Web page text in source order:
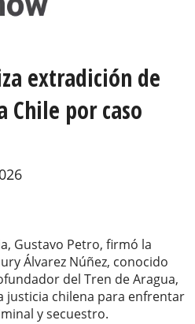
extradición de
Chile por caso
Gustavo Petro, firmó la
Álvarez Núñez, conocido
del Tren de Aragua,
justicia chilena para enfrentar
y secuestro.